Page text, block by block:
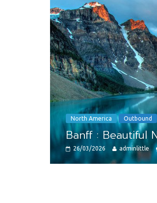
North America Outbound
Banff : Beautiful
26/03/2026 adminlittle 0